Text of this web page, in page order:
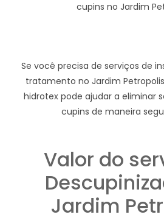
cupins no Jardim
Se você precisa de serviços de
tratamento no Jardim
hidrotex pode ajudar a eliminar
cupins de maneira
Valor do
Jardim